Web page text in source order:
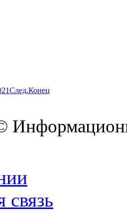
21След.Конец
связь